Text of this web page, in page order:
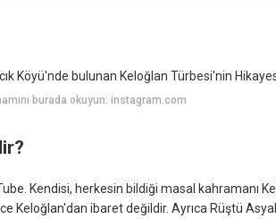
Köyü'nde bulunan Keloğlan Türbesi'nin
burada okuyun: instagram.com
Kendisi, herkesin bildiği masal kahramanı
Keloğlan'dan ibaret değildir. Ayrıca Rüştü